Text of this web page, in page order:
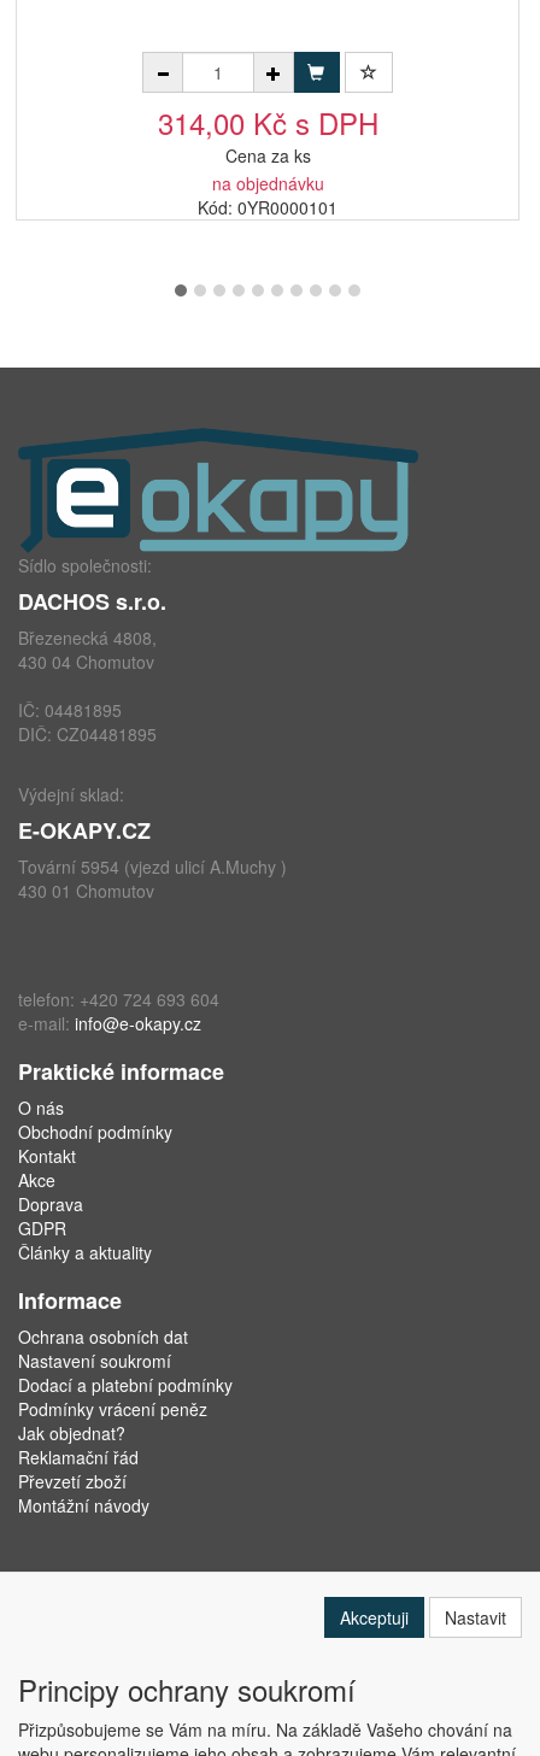
314,00 Kč s DPH
Cena za ks
na objednávku
Kód: 0YR0000101
Sídlo společnosti:
DACHOS s.r.o.
Březenecká 4808,
430 04 Chomutov
IČ: 04481895
DIČ: CZ04481895
Výdejní sklad:
E-OKAPY.CZ
Tovární 5954 (vjezd ulicí A.Muchy )
430 01 Chomutov
telefon: +420 724 693 604
e-mail: info@e-okapy.cz
Praktické informace
O nás
Obchodní podmínky
Kontakt
Akce
Doprava
GDPR
Články a aktuality
Informace
Ochrana osobních dat
Nastavení soukromí
Dodací a platební podmínky
Podmínky vrácení peněz
Jak objednat?
Reklamační řád
Převzetí zboží
Montážní návody
Akceptuji Nastavit
Principy ochrany soukromí
Přizpůsobujeme se Vám na míru. Na základě Vašeho chování na